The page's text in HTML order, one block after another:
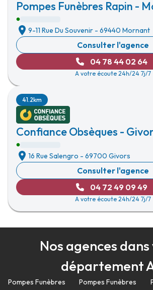
Pompes Funèbres Rapin -
9-11 Rue Du Souvenir - 69440 Mornant
Consulter l'agence
04 78 44 02 64
A votre écoute 24h/24 7j/7
Confiance Obsèques -
41.2km
16 Rue Salengro - 69700 Givors
Consulter l'agence
04 72 49 09 49
A votre écoute 24h/24 7j/7
Nos agences
département
Pompes Funèbres
Pompes Funèbres